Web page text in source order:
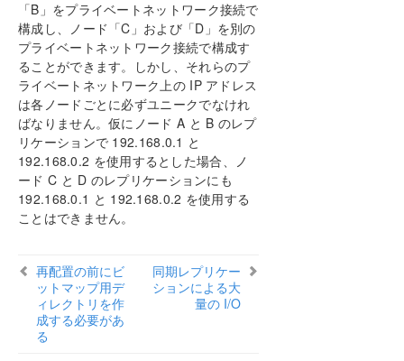
制限事項
BitlockerはDataKeeperをサポートしていない
CHANGEMIRRORENDPOINTS
CHKDSK
DataKeeper ボリュームのサイズ変更の制限事
項
再配置の前にビットマップ用ディレクトリを作
成する必要がある
同一ジョブ内で IP アドレスの重複は認められ
ない
同期レプリケーションによる大量の I/O
リソースタグ名の制限
スプリットブレインリカバリ
WSFC でミラーを手動で作成する
「B」をプライベートネットワーク接続で
構成し、ノード「C」および「D」を別の
プライベートネットワーク接続で構成す
ることができます。しかし、それらのプ
ライベートネットワーク上の IP アドレス
は各ノードごとに必ずユニークでなけれ
ばなりません。仮にノード A と B のレプ
リケーションで 192.168.0.1 と
192.168.0.2 を使用するとした場合、ノ
ード C と D のレプリケーションにも
192.168.0.1 と 192.168.0.2 を使用する
ことはできません。
再配置の前にビ
ットマップ用デ
ィレクトリを作
成する必要があ
る
同期レプリケー
ションによる大
量の I/O